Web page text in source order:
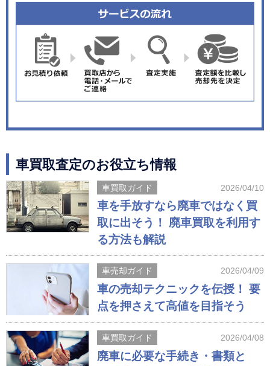
車買取査定のお役立ち情報
車買取ガイド 2026/04/10
車を手放すなら廃車ではなく買
取に出そう！ 廃車買取を利用す
る方法も解説
車売却ガイド 2026/04/09
車の売却テクニックを伝授！ 要
点を押さえて高値を目指そう
車買取ガイド 2026/04/08
廃車に必要な手続き・書類と